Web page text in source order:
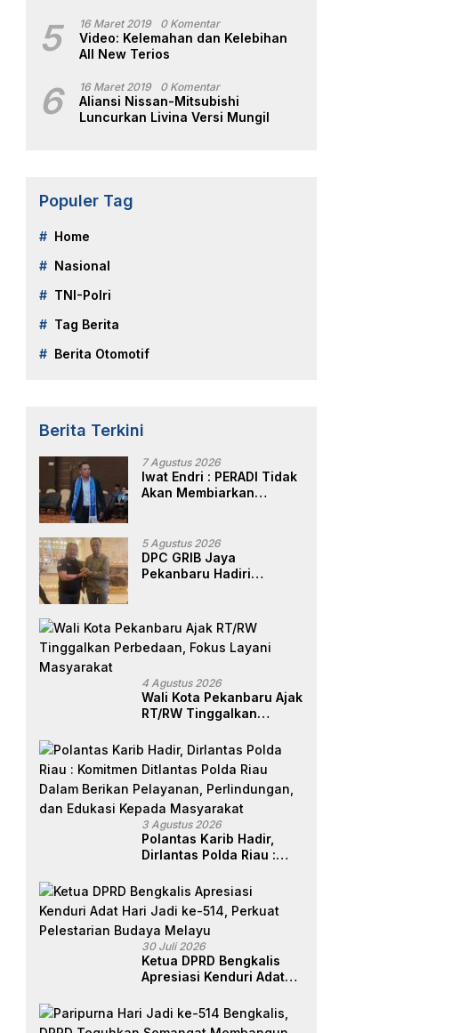
5 16 Maret 2019 0 Komentar
Video: Kelemahan dan Kelebihan
All New Terios
6 16 Maret 2019 0 Komentar
Aliansi Nissan-Mitsubishi
Luncurkan Livina Versi Mungil
Populer Tag
Home
Nasional
TNI-Polri
Tag Berita
Berita Otomotif
Berita Terkini
7 Agustus 2026
Iwat Endri : PERADI Tidak
Akan Membiarkan
Advokat Adalah Marwah
Penegak Hukum
5 Agustus 2026
DPC GRIB Jaya
Pekanbaru Hadiri
Kata Ketua DPC GRIB
Jaya Pekanbaru
4 Agustus 2026
Wali Kota Pekanbaru Ajak
RT/RW Tinggalkan
Masyarakat
3 Agustus 2026
Polantas Karib Hadir,
Dirlantas Polda Riau :
Riau Dalam Berikan
Pelayanan,
Perlindungan, dan
Edukasi Kepada
Masyarakat
30 Juli 2026
Ketua DPRD Bengkalis
Apresiasi Kenduri Adat
Pelestarian Budaya
Melayu